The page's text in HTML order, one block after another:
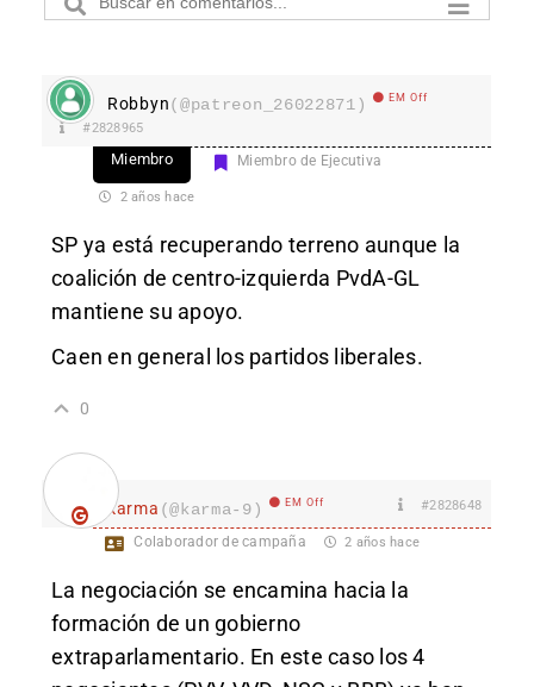
Robbyn(@patreon_26022871) EM Off
#2828965
Miembro Miembro de Ejecutiva
2 años hace
SP ya está recuperando terreno aunque la
coalición de centro-izquierda PvdA-GL
mantiene su apoyo.
Caen en general los partidos liberales.
0
karma (@karma-9) EM Off #2828648
Colaborador de campaña 2 años hace
La negociación se encamina hacia la
formación de un gobierno
extraparlamentario. En este caso los 4